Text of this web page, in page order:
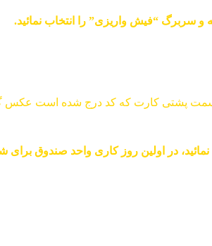
“فیش واریزی” را انتخاب نمائید.
در اولین روز کاری واحد صندوق برای